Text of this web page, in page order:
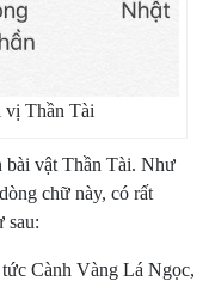
vị Thần Tài
bài vật Thần Tài. Như
chữ này, có rất
sau:
Cành Vàng Lá Ngọc,